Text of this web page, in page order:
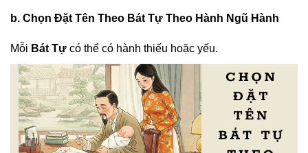
b. Chọn Đặt Tên Theo Bát Tự Theo Hành Ngũ Hành
Mỗi Bát Tự có thể có hành thiếu hoặc yếu.